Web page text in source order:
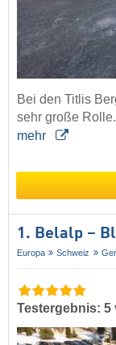
Bei den Titlis
sehr große
mehr
1. Belalp –
Europa Schweiz
Testergebnis: 5